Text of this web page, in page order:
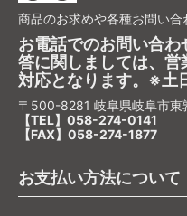
商品のお求めや各種お問い合
お電話でのお問い合
答に関しましては、
対応となります。※土
〒500-8281 岐阜県岐阜市東
【TEL】058-274-0141
【FAX】058-274-1877
お支払い方法について